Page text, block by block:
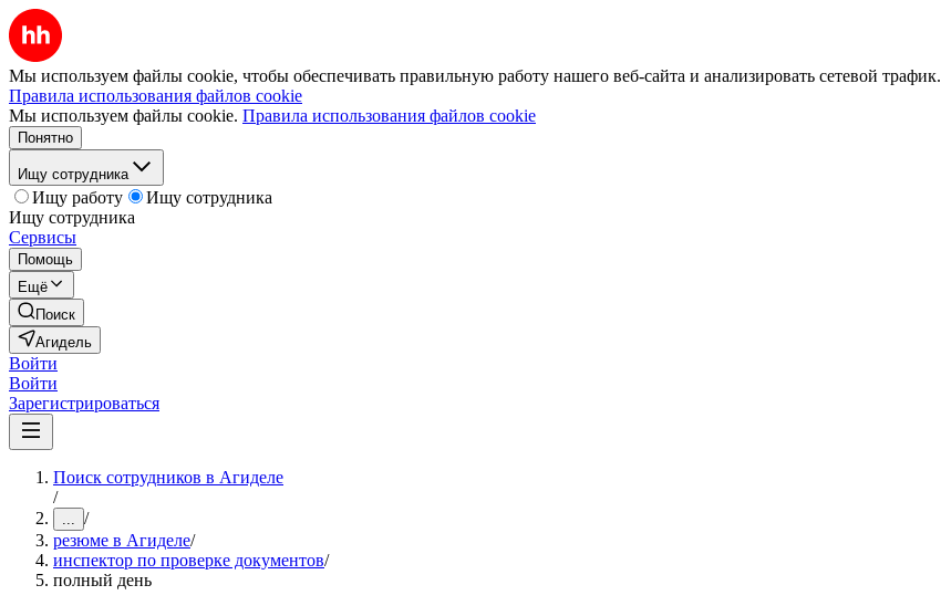
Мы используем файлы cookie, чтобы обеспечивать правильную работу нашего веб-сайта и анализировать сетевой трафик.
Правила использования файлов cookie
Мы используем файлы cookie. Правила использования файлов cookie
Понятно
Ищу сотрудника
Ищу работу
Ищу сотрудника
Ищу сотрудника
Сервисы
Помощь
Ещё
Поиск
Агидель
Войти
Войти
Зарегистрироваться
Поиск сотрудников в Агиделе
/
... /
резюме в Агиделе/
инспектор по проверке документов/
полный день